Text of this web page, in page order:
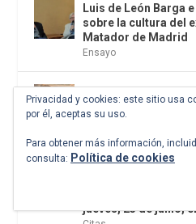
Luis de León Barga
sobre la cultura del
Matador de Madrid
Ensayo
La Habana, la
Zona Incontrolable,
benéfica de arte
jueves, 25 de junio,
Privacidad y cookies: este sitio usa
por él, aceptas su uso.
Para obtener más información,
consulta: Política de cookies